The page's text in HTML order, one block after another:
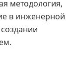
методология,
в инженерной